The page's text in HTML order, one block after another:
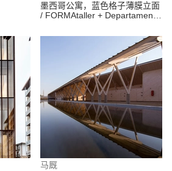
墨西哥公寓，蓝色格子薄膜立面
/ FORMAtaller + Departamento
马厩